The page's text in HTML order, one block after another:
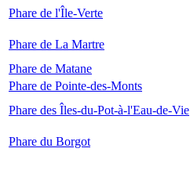
Phare de l'Île-Verte
Phare de La Martre
Phare de Matane
Phare de Pointe-des-Monts
Phare des Îles-du-Pot-à-l'Eau-de-Vie
Phare du Borgot